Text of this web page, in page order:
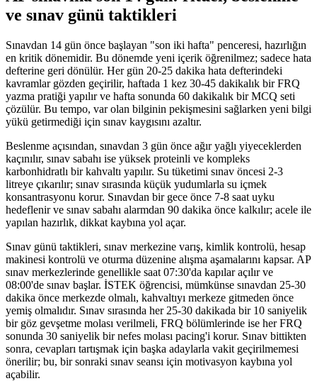
ve sınav günü taktikleri
Sınavdan 14 gün önce başlayan "son iki hafta" penceresi, hazırlığın
en kritik dönemidir. Bu dönemde yeni içerik öğrenilmez; sadece hata
defterine geri dönülür. Her gün 20-25 dakika hata defterindeki
kavramlar gözden geçirilir, haftada 1 kez 30-45 dakikalık bir FRQ
yazma pratiği yapılır ve hafta sonunda 60 dakikalık bir MCQ seti
çözülür. Bu tempo, var olan bilginin pekişmesini sağlarken yeni bilgi
yükü getirmediği için sınav kaygısını azaltır.
Beslenme açısından, sınavdan 3 gün önce ağır yağlı yiyeceklerden
kaçınılır, sınav sabahı ise yüksek proteinli ve kompleks
karbonhidratlı bir kahvaltı yapılır. Su tüketimi sınav öncesi 2-3
litreye çıkarılır; sınav sırasında küçük yudumlarla su içmek
konsantrasyonu korur. Sınavdan bir gece önce 7-8 saat uyku
hedeflenir ve sınav sabahı alarmdan 90 dakika önce kalkılır; acele ile
yapılan hazırlık, dikkat kaybına yol açar.
Sınav günü taktikleri, sınav merkezine varış, kimlik kontrolü, hesap
makinesi kontrolü ve oturma düzenine alışma aşamalarını kapsar. AP
sınav merkezlerinde genellikle saat 07:30'da kapılar açılır ve
08:00'de sınav başlar. İSTEK öğrencisi, mümkünse sınavdan 25-30
dakika önce merkezde olmalı, kahvaltıyı merkeze gitmeden önce
yemiş olmalıdır. Sınav sırasında her 25-30 dakikada bir 10 saniyelik
bir göz gevşetme molası verilmeli, FRQ bölümlerinde ise her FRQ
sonunda 30 saniyelik bir nefes molası pacing'i korur. Sınav bittikten
sonra, cevapları tartışmak için başka adaylarla vakit geçirilmemesi
önerilir; bu, bir sonraki sınav seansı için motivasyon kaybına yol
açabilir.